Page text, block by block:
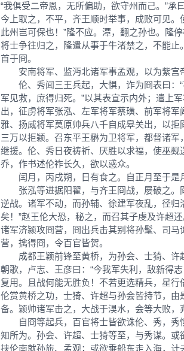
“我俱受二帝恩，无所偏助，欲守州而己。”承
今上取之，不平，齐王顺时举事，成败可见。
此州岂可保也！”隆不应。潭，翻之孙也。隆
将士争往归之，隆遣从事于牛渚禁之，不能
首于冏。
安南将军、监沔北诸军事孟观，以为紫宫
伦、秀闻三王兵起，大惧，诈为冏表曰：“
军见救，庶得归死。”以其表宣示内外；遣上
出，征虏将军张泓、左军将军蔡璜、前军将
雅、扬威将军莫原帅兵八千自成皋关出，以
三万以拒颖。召东平王楙为卫将军，都督诸
继援。伦、秀日夜祷祈、厌胜以求福，使巫
乔，作书述伦祚长久，欲以惑众。
闰月，丙戌朔，日有食之。自正月至于是
张泓等进据阳翟，与齐王冏战，屡破之。
逆战。诸军不动，而孙辅、徐建军夜乱，径
矣！”赵王伦大恐，秘之，而召其子虔及许超
诸军济颍攻冏营，冏出兵击其别将孙髦、司
营，擒得冏，令百官皆贺。
成都王颖前锋至黄桥，为孙会、士猗、许
朝歌，卢志、王彦曰：“今我军失利，敌新得
复用。且战何能无胜负！不若更选精兵，星行
伦赏黄桥之功，士猗、许超与孙会皆持节，
备。颖帅诸军击之，大战于湨水，会等大败，
自冏等起兵，百官将士皆欲诛伦、秀，秀
知所为。孙会、许超、士猗等至，与秀谋。或
挟伦南就孙旂、孟观；或欲乘船东走入海，